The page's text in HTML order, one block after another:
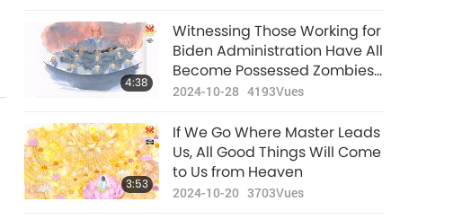
4:38
Witnessing Those Working for
Biden Administration Have All
Become Possessed Zombies,
Slaving away for Demons
2024-10-28 4193Vues
3:53
If We Go Where Master Leads
Us, All Good Things Will Come
to Us from Heaven
2024-10-20 3703Vues